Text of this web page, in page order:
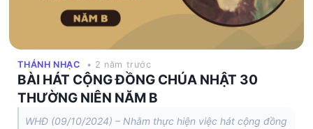
THÁNH NHẠC • 2 năm trước
BÀI HÁT CỘNG ĐỒNG CHÚA NHẬT 30
THƯỜNG NIÊN NĂM B
WHĐ (09/10/2024) – Nhằm thực hiện việc hát cộng đồng